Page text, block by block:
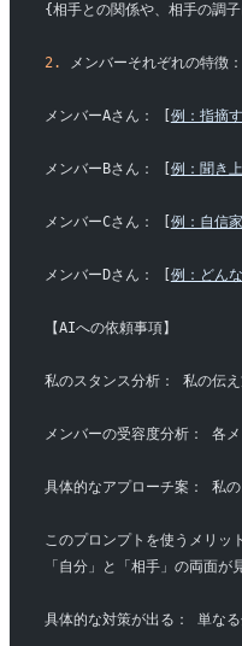
{相手との関係や、相手の調
2. メンバーそれぞれの特徴：
メンバーAさん： [ 例：指摘
メンバーBさん： [ 例：聞き
メンバーCさん： [ 例：自信
メンバーDさん： [ 例：どん
【AIへの依頼事項】
私のスタンス分析： 私の伝
メンバーの受容度分析： 各
具体的なアプローチ案： 私
このプロンプトを使うメリット
「自分」と「相手」の両面
具体的な対策が出る： 単な